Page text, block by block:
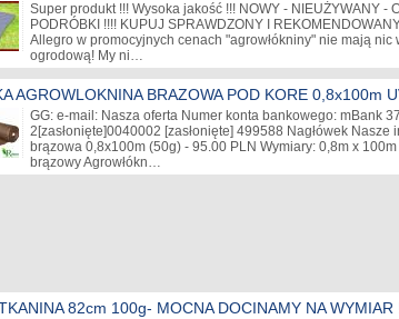
Super produkt !!! Wysoka jakość !!! NOWY - NIEUŻYWANY -
PODRÓBKI !!!! KUPUJ SPRAWDZONY I
Allegro w promocyjnych cenach "agrowłókniny" nie mają nic
ogrodową! My ni…
AGROWLOKNINA BRAZOWA POD KORE 0,8x100m
GG: e-mail: Nasza oferta Numer konta bankowego: mBank
2 [zasłonięte]0040002 [zasłonięte] 499588 Nagłówek Nasze
brązowa 0,8x100m (50g) - 95.00 PLN Wymiary: 0,8m x
brązowy Agrowłókn…
82cm 100g- MOCNA DOCINAMY NA WYMIAR